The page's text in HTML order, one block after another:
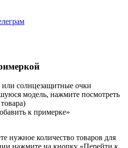
солнцезащитные очки
модель, нажмите посмотреть
к примерке»
нужное количество товаров для
нажмите на кнопку «Перейти к